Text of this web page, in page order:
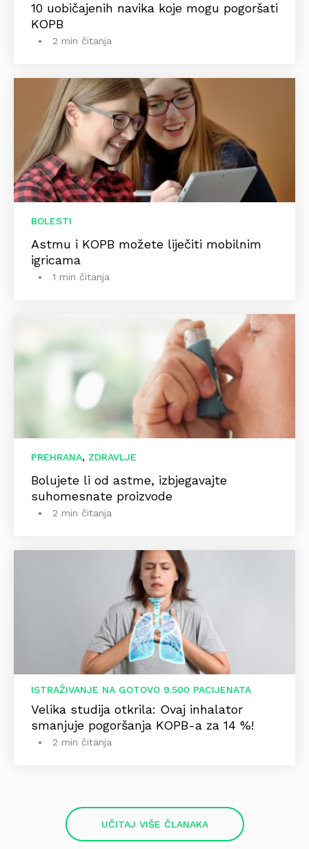
10 uobičajenih navika koje mogu pogoršati
KOPB
2 min čitanja
BOLESTI
Astmu i KOPB možete liječiti mobilnim
igricama
1 min čitanja
PREHRANA, ZDRAVLJE
Bolujete li od astme, izbjegavajte
suhomesnate proizvode
2 min čitanja
ISTRAŽIVANJE NA GOTOVO 9.500 PACIJENATA
Velika studija otkrila: Ovaj inhalator
smanjuje pogoršanja KOPB-a za 14 %!
2 min čitanja
UČITAJ VIŠE ČLANAKA